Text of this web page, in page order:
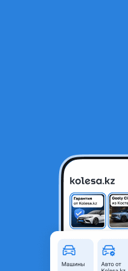
РЫЧАГ ПРОДОЛЬНЫЙ